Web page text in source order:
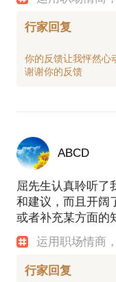
行家回复
你的反馈让我怦然心
ABCD
屈先生认真聆听了
和建议，而且开阔
或者补充某方面的
运用职场情商
行家回复